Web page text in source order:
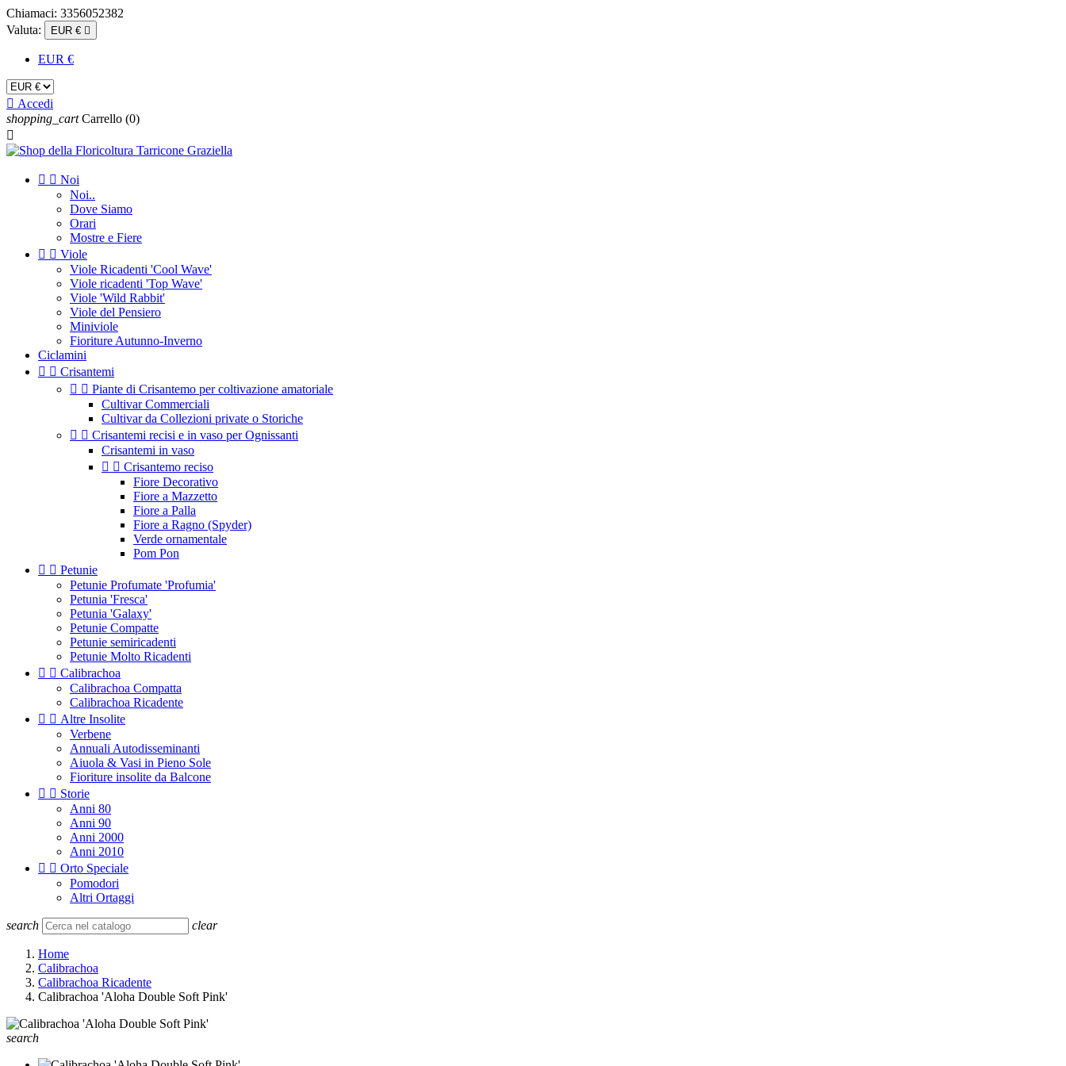
Chiamaci: 3356052382
Valuta:
EUR € 
EUR €
 Accedi
shopping_cart Carrello (0)

  Noi
Noi..
Dove Siamo
Orari
Mostre e Fiere
  Viole
Viole Ricadenti 'Cool Wave'
Viole ricadenti 'Top Wave'
Viole 'Wild Rabbit'
Viole del Pensiero
Miniviole
Fioriture Autunno-Inverno
Ciclamini
  Crisantemi
  Piante di Crisantemo per coltivazione amatoriale
Cultivar Commerciali
Cultivar da Collezioni private o Storiche
  Crisantemi recisi e in vaso per Ognissanti
Crisantemi in vaso
  Crisantemo reciso
Fiore Decorativo
Fiore a Mazzetto
Fiore a Palla
Fiore a Ragno (Spyder)
Verde ornamentale
Pom Pon
  Petunie
Petunie Profumate 'Profumia'
Petunia 'Fresca'
Petunia 'Galaxy'
Petunie Compatte
Petunie semiricadenti
Petunie Molto Ricadenti
  Calibrachoa
Calibrachoa Compatta
Calibrachoa Ricadente
  Altre Insolite
Verbene
Annuali Autodisseminanti
Aiuola & Vasi in Pieno Sole
Fioriture insolite da Balcone
  Storie
Anni 80
Anni 90
Anni 2000
Anni 2010
  Orto Speciale
Pomodori
Altri Ortaggi
search clear
Home
Calibrachoa
Calibrachoa Ricadente
Calibrachoa 'Aloha Double Soft Pink'
search